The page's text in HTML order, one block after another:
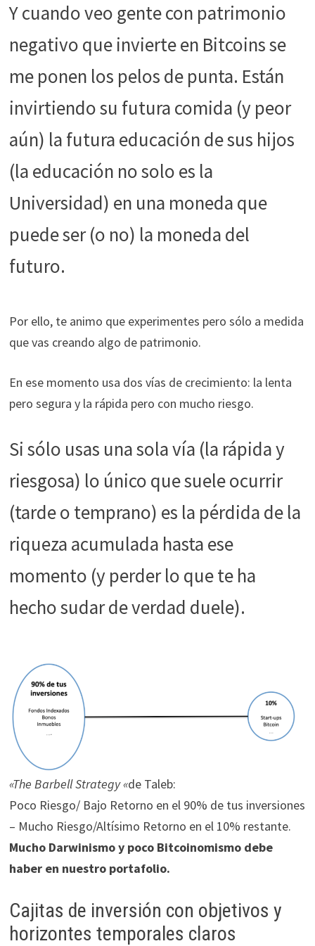
Y cuando veo gente con patrimonio
negativo que invierte en Bitcoins se
me ponen los pelos de punta. Están
invirtiendo su futura comida (y peor
aún) la futura educación de sus hijos
(la educación no solo es la
Universidad) en una moneda que
puede ser (o no) la moneda del
futuro.
Por ello, te animo que experimentes pero sólo a medida
que vas creando algo de patrimonio.
En ese momento usa dos vías de crecimiento: la lenta
pero segura y la rápida pero con mucho riesgo.
Si sólo usas una sola vía (la rápida y
riesgosa) lo único que suele ocurrir
(tarde o temprano) es la pérdida de la
riqueza acumulada hasta ese
momento (y perder lo que te ha
hecho sudar de verdad duele).
«The Barbell Strategy «de Taleb:
Poco Riesgo/ Bajo Retorno en el 90% de tus inversiones
– Mucho Riesgo/Altísimo Retorno en el 10% restante.
Mucho Darwinismo y poco Bitcoinomismo debe
haber en nuestro portafolio.
Cajitas de inversión con objetivos y
horizontes temporales claros